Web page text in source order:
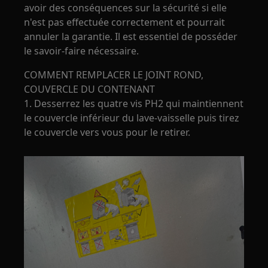
avoir des conséquences sur la sécurité si elle
n'est pas effectuée correctement et pourrait
annuler la garantie. Il est essentiel de posséder
le savoir-faire nécessaire.
COMMENT REMPLACER LE JOINT ROND,
COUVERCLE DU CONTENANT
1. Desserrez les quatre vis PH2 qui maintiennent
le couvercle inférieur du lave-vaisselle puis tirez
le couvercle vers vous pour le retirer.